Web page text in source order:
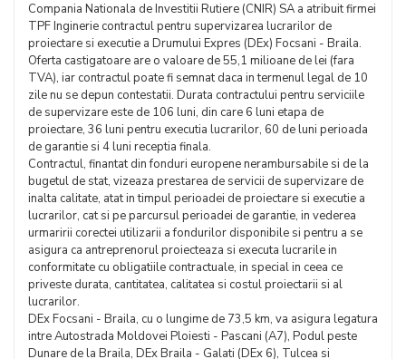
Compania Nationala de Investitii Rutiere (CNIR) SA a atribuit firmei
TPF Inginerie contractul pentru supervizarea lucrarilor de
proiectare si executie a Drumului Expres (DEx) Focsani - Braila.
Oferta castigatoare are o valoare de 55,1 milioane de lei (fara
TVA), iar contractul poate fi semnat daca in termenul legal de 10
zile nu se depun contestatii. Durata contractului pentru serviciile
de supervizare este de 106 luni, din care 6 luni etapa de
proiectare, 36 luni pentru executia lucrarilor, 60 de luni perioada
de garantie si 4 luni receptia finala.
Contractul, finantat din fonduri europene nerambursabile si de la
bugetul de stat, vizeaza prestarea de servicii de supervizare de
inalta calitate, atat in timpul perioadei de proiectare si executie a
lucrarilor, cat si pe parcursul perioadei de garantie, in vederea
urmaririi corectei utilizarii a fondurilor disponibile si pentru a se
asigura ca antreprenorul proiecteaza si executa lucrarile in
conformitate cu obligatiile contractuale, in special in ceea ce
priveste durata, cantitatea, calitatea si costul proiectarii si al
lucrarilor.
DEx Focsani - Braila, cu o lungime de 73,5 km, va asigura legatura
intre Autostrada Moldovei Ploiesti - Pascani (A7), Podul peste
Dunare de la Braila, DEx Braila - Galati (DEx 6), Tulcea si